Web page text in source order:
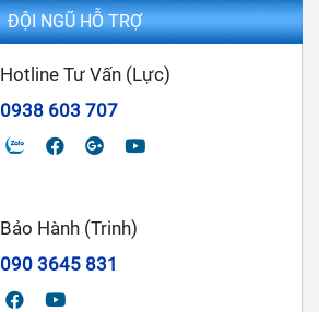
ĐỘI NGŨ HỖ TRỢ
Hotline Tư Vấn (Lực)
0938 603 707
Bảo Hành (Trinh)
090 3645 831